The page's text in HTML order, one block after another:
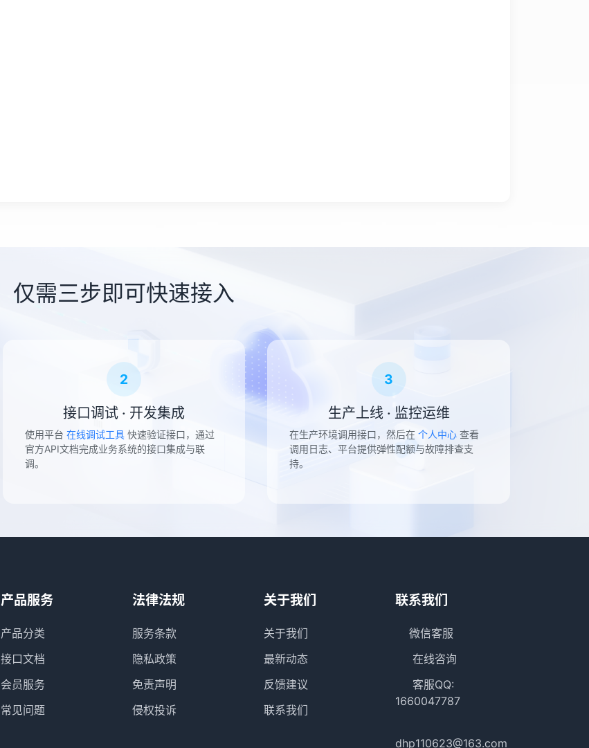
仅需三步即可快速接入
2
接口调试 · 开发集成
使用平台 在线调试工具快速验证接口，通过
官方API文档完成业务系统的接口集成与联
调。
3
生产上线 · 监控运维
在生产环境调用接口，然后在个人中心 查看
调用日志、平台提供弹性配额与故障排查支
持。
产品服务
产品分类
接口文档
会员服务
常见问题
法律法规
服务条款
隐私政策
免责声明
侵权投诉
关于我们
关于我们
最新动态
反馈建议
联系我们
联系我们
微信客服
在线咨询
客服QQ:
1660047787
dhp110623@163.com